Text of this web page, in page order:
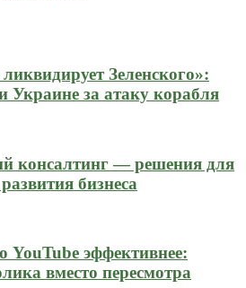
Зеленского»:
Украине за атаку корабля
консалтинг — решения для
бизнеса
YouTube эффективнее:
вместо пересмотра